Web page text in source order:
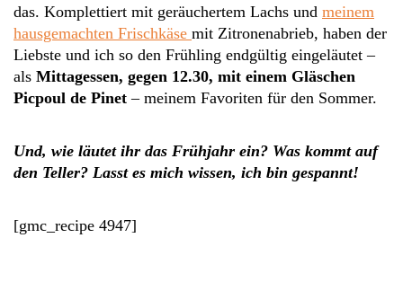
das. Komplettiert mit geräuchertem Lachs und meinem
hausgemachten Frischkäse mit Zitronenabrieb, haben der
Liebste und ich so den Frühling endgültig eingeläutet –
als Mittagessen, gegen 12.30, mit einem Gläschen
Picpoul de Pinet – meinem Favoriten für den Sommer.
Und, wie läutet ihr das Frühjahr ein? Was kommt auf
den Teller? Lasst es mich wissen, ich bin gespannt!
[gmc_recipe 4947]